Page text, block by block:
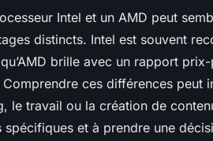
Intel et un AMD peut
distincts. Intel est souvent
brille avec un rapport
ces différences peut
le travail ou la création de
spécifiques et à prendre une